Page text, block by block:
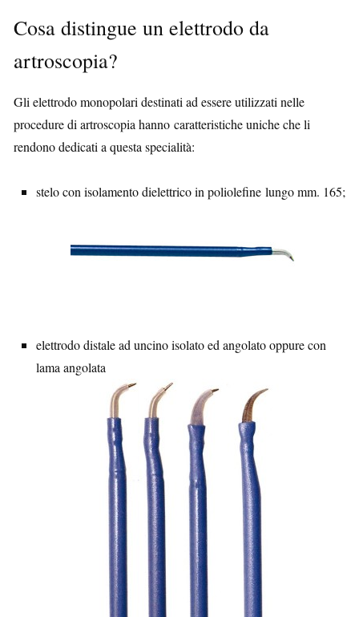
Cosa distingue un elettrodo da
artroscopia?
Gli elettrodo monopolari destinati ad essere utilizzati nelle
procedure di artroscopia hanno caratteristiche uniche che li
rendono dedicati a questa specialità:
stelo con isolamento dielettrico in poliolefine lungo mm. 165;
elettrodo distale ad uncino isolato ed angolato oppure con
lama angolata